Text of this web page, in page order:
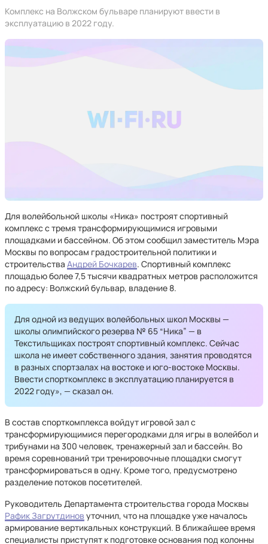
Комплекс на Волжском бульваре планируют ввести в
эксплуатацию в 2022 году.
Для волейбольной школы «Ника» построят спортивный
комплекс с тремя трансформирующимися игровыми
площадками и бассейном. Об этом сообщил заместитель Мэра
Москвы по вопросам градостроительной политики и
строительства Андрей Бочкарев. Спортивный комплекс
площадью более 7,5 тысячи квадратных метров расположится
по адресу: Волжский бульвар, владение 8.
Для одной из ведущих волейбольных школ Москвы —
школы олимпийского резерва № 65 “Ника” — в
Текстильщиках построят спортивный комплекс. Сейчас
школа не имеет собственного здания, занятия проводятся
в разных спортзалах на востоке и юго-востоке Москвы.
Ввести спорткомплекс в эксплуатацию планируется в
2022 году», — сказал он.
В состав спорткомплекса войдут игровой зал с
трансформирующимися перегородками для игры в волейбол и
трибунами на 300 человек, тренажерный зал и бассейн. Во
время соревнований три тренировочные площадки смогут
трансформироваться в одну. Кроме того, предусмотрено
разделение потоков посетителей.
Руководитель Департамента строительства города Москвы
Рафик Загрутдинов уточнил, что на площадке уже началось
армирование вертикальных конструкций. В ближайшее время
специалисты приступят к подготовке основания под колонны